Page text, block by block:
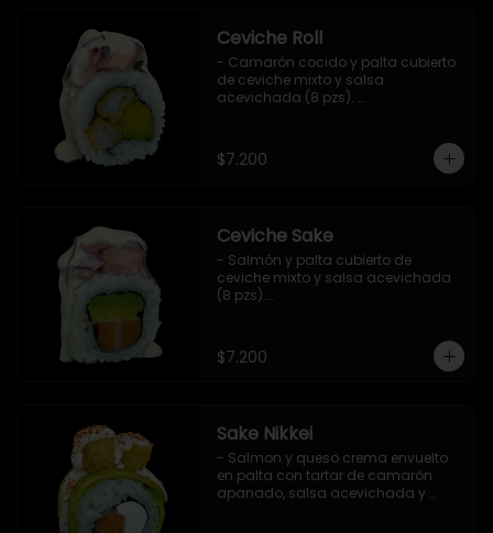
Ceviche Roll
- Camarón cocido y palta cubierto
de ceviche mixto y salsa
acevichada (8 pzs).
$7.200
Ceviche Sake
- Salmón y palta cubierto de
ceviche mixto y salsa acevichada
(8 pzs).
$7.200
Sake Nikkei
- Salmon y queso crema envuelto
en palta con tartar de camarón
apanado, salsa acevichada y